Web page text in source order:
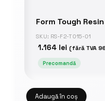
Form Tough
SKU: RS-F2-TO15-01
1.164 lei (fără TVA
Precomandă
Adaugă în coș